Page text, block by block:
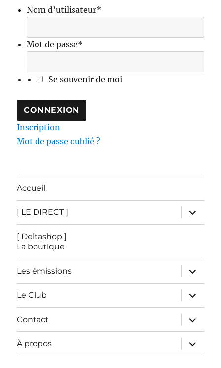
Nom d’utilisateur*
Mot de passe*
Se souvenir de moi
Inscription
Mot de passe oublié ?
Accueil
[ LE DIRECT ]
ouvrir
le
sous-
[ Deltashop ]
La boutique
Les émissions
ouvrir
le
sous-
menu
Le Club
ouvrir
le
sous-
menu
Contact
ouvrir
le
sous-
menu
À propos
ouvrir
le
sous-